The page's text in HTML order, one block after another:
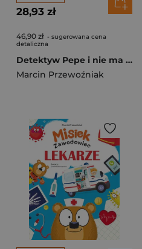
28,93 zł
46,90 zł - sugerowana cena
detaliczna
Detektyw Pepe i nie ma dżema (tom 3)
Marcin Przewoźniak